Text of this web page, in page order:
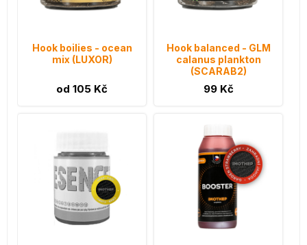
Hook boilies - ocean
mix (LUXOR)
od 105 Kč
Hook balanced - GLM
calanus plankton
(SCARAB2)
99 Kč